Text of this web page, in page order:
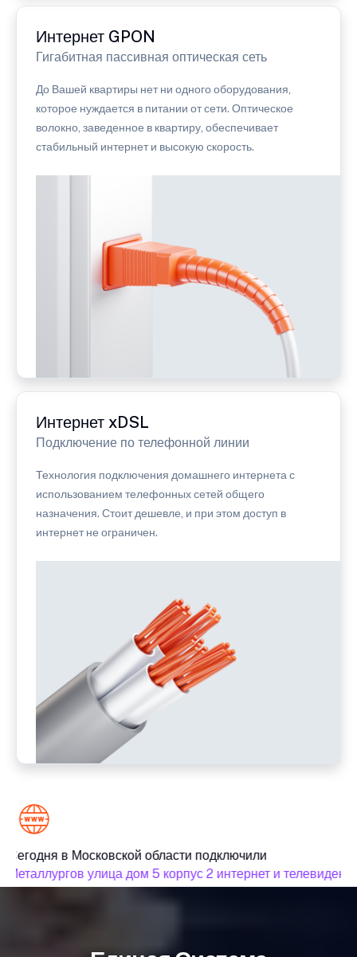
Интернет GPON
Гигабитная пассивная оптическая сеть
До Вашей квартиры нет ни одного оборудования,
которое нуждается в питании от сети. Оптическое
волокно, заведенное в квартиру, обеспечивает
стабильный интернет и высокую скорость.
Интернет xDSL
Подключение по телефонной линии
Технология подключения домашнего интернета с
использованием телефонных сетей общего
назначения. Стоит дешевле, и при этом доступ в
интернет не ограничен.
Сегодня в Московской области подключили
Металлургов улица дом 5 корпус 2 интернет и телевидение